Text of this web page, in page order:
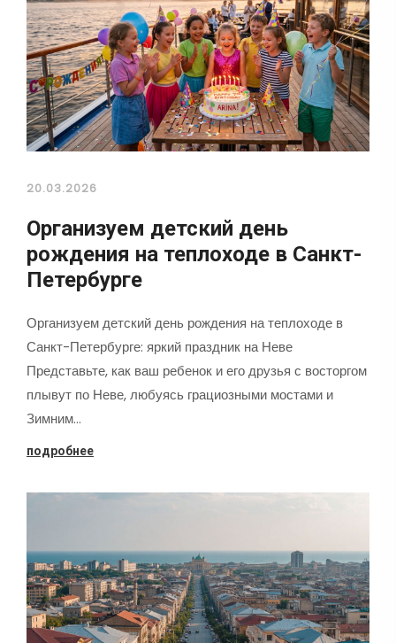
20.03.2026
Организуем детский день
рождения на теплоходе в Санкт-
Петербурге
Организуем детский день рождения на теплоходе в
Санкт-Петербурге: яркий праздник на Неве
Представьте, как ваш ребенок и его друзья с восторгом
плывут по Неве, любуясь грациозными мостами и
Зимним…
подробнее